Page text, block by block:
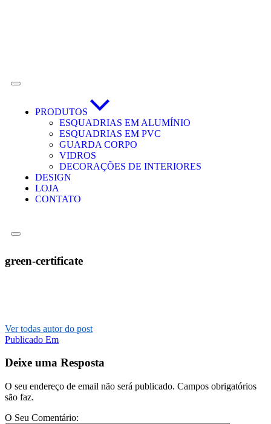
PRODUTOS
ESQUADRIAS EM ALUMÍNIO
ESQUADRIAS EM PVC
GUARDA CORPO
VIDROS
DECORAÇÕES DE INTERIORES
DESIGN
LOJA
CONTATO
green-certificate
Ver todas autor do post
Publicado Em
Deixe uma Resposta
O seu endereço de email não será publicado. Campos obrigatórios
são faz.
O Seu Comentário: